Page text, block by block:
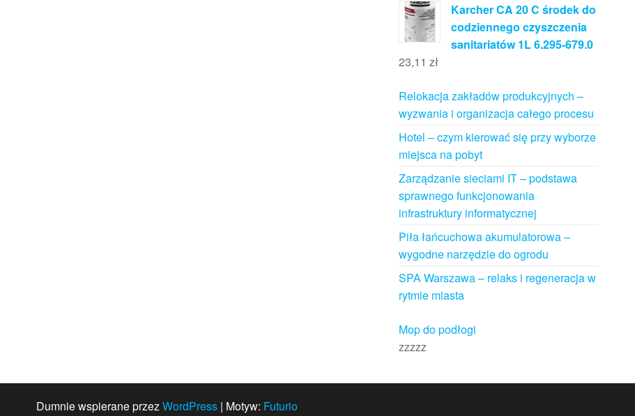
Karcher CA 20 C środek do
codziennego czyszczenia
sanitariatów 1L 6.295-679.0
23,11 zł
Relokacja zakładów produkcyjnych –
wyzwania i organizacja całego procesu
Hotel – czym kierować się przy wyborze
miejsca na pobyt
Zarządzanie sieciami IT – podstawa
sprawnego funkcjonowania
infrastruktury informatycznej
Piła łańcuchowa akumulatorowa –
wygodne narzędzie do ogrodu
SPA Warszawa – relaks i regeneracja w
rytmie miasta
Mop do podłogi
zzzzz
Dumnie wspierane przezWordPress | Motyw: Futurio